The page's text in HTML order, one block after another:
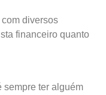
diversos
financeiro quanto
sempre ter alguém